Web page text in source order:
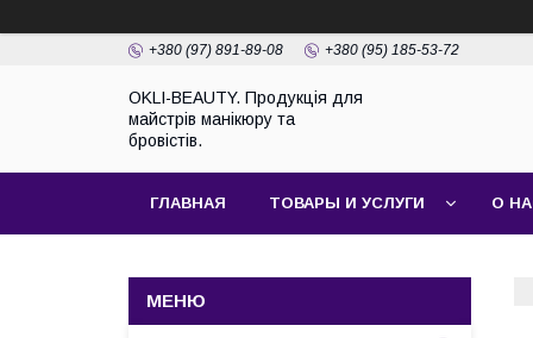
+380 (97) 891-89-08 +380 (95) 185-53-72
OKLI-BEAUTY. Продукція для
майстрів манікюру та
бровістів.
ГЛАВНАЯ ТОВАРЫ И УСЛУГИ О